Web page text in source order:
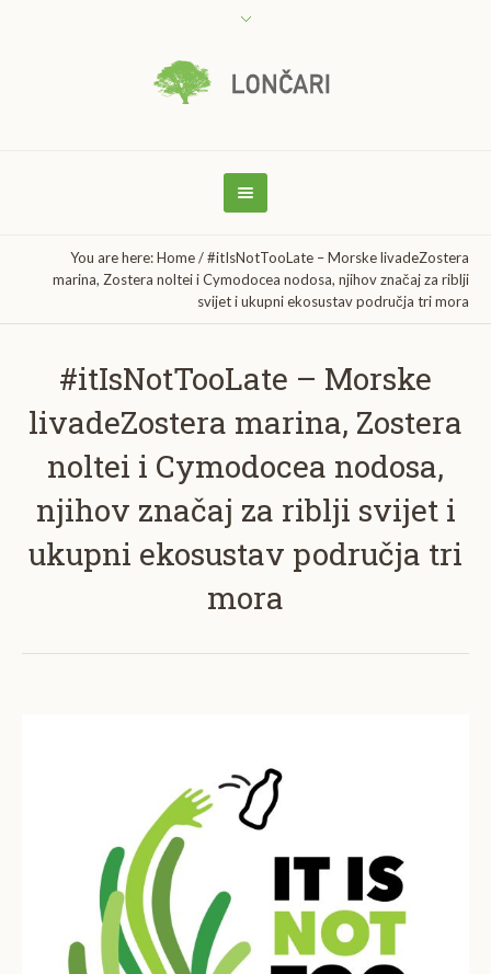
You are here:Home/#itIsNotTooLate – Morske livadeZostera
marina, Zostera noltei i Cymodocea nodosa, njihov značaj za riblji
svijet i ukupni ekosustav područja tri mora
#itIsNotTooLate – Morske
livadeZostera marina, Zostera
noltei i Cymodocea nodosa,
njihov značaj za riblji svijet i
ukupni ekosustav područja tri
mora